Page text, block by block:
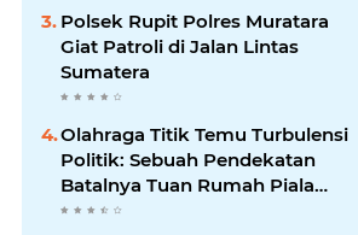
Polsek Rupit Polres Muratara
Giat Patroli di Jalan Lintas
Sumatera
Olahraga Titik Temu Turbulensi
Politik: Sebuah Pendekatan
Batalnya Tuan Rumah Piala
Dunia U-20